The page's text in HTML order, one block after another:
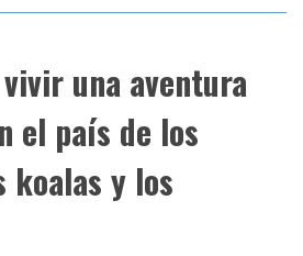
una aventura
el país de los
koalas y los